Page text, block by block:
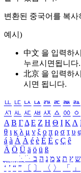
변환된 중국어를 복
예시)
中文 을 입력하
누르시면됩니다.
北京 을 입력하
시면 됩니다.
ㅥ ㅦ ㅧ ㅨ ㅩ ㅪ ㅫ ㅬ
ㅺ ㅻ ㅼ ㅽ ㅾ ㅿ ㆀ ㆁ
Α Β ΓΔ Ε Ζ Η Θ Ι ΚΛ
θ ι κ λ μ ν ξ ο π ρ σ τ υ
á à Á À é è É È ç Ç ê
Ä Ö Ü ä ö ü ß
ִֶֹ ֻּ ׁׂ ש ץ ת צ מ נ ה ב
‘ ’ “ ” 〔 〕 〈 〉 「 」